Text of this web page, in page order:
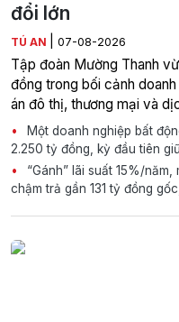
đổi lớn
TÚ AN 07-08-2026
Tập đoàn Mường Thanh
đồng trong bối cảnh
án đô thị, thương mại và
Một doanh nghiệp bất
2.250 tỷ đồng, kỳ đầu tiên
“Gánh” lãi suất 15%/
chậm trả gần 131 tỷ đồng